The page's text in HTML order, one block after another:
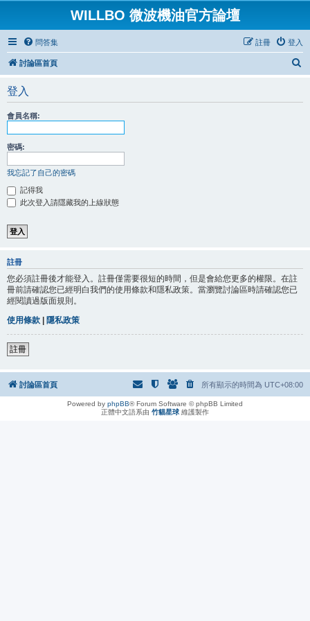
WILLBO 微波機油官方論壇
問答集 登入
註冊
討論區首頁
登入
會員名稱:
密碼:
我忘記了自己的密碼
記得我
此次登入請隱藏我的上線狀態
註冊
您必須註冊後才能登入。註冊僅需要很短的時間，但是會給您更多的權限。在註
冊前請確認您已經明白我們的使用條款和隱私政策。當瀏覽討論區時請確認您已
經閱讀過版面規則。
使用條款 | 隱私政策
註冊
討論區首頁 所有顯示的時間為 UTC+08:00
Powered by phpBB® Forum Software © phpBB Limited
正體中文語系由 竹貓星球 維護製作